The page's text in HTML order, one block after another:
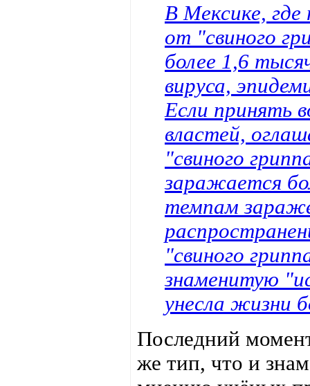
В Мексике,
от "свиного
более 1,6
вируса,
Если принять
властей,
"свиного
заражается
темпам
"свиного
знаменитую
унесла жизни
Последний
же тип, что и